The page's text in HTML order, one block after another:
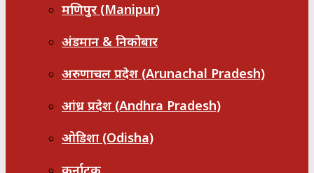
मणिपुर (Manipur)
अंडमान & निकोबार
अरुणाचल प्रदेश (Arunachal Pradesh)
आंध्र प्रदेश (Andhra Pradesh)
ओडिशा (Odisha)
कर्नाटक